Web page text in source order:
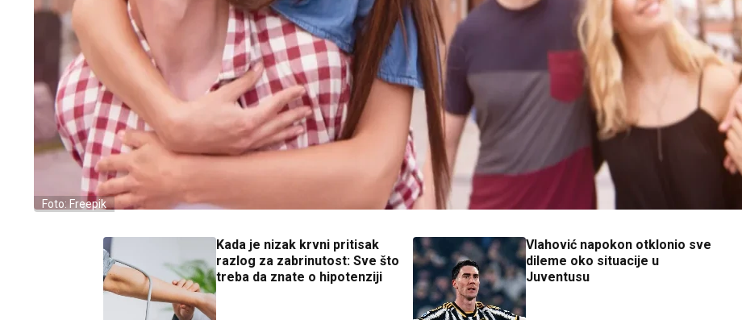
Foto: Freepik
Kada je nizak krvni pritisak
razlog za zabrinutost: Sve što
treba da znate o hipotenziji
Vlahović napokon otklonio sve
dileme oko situacije u
Juventusu